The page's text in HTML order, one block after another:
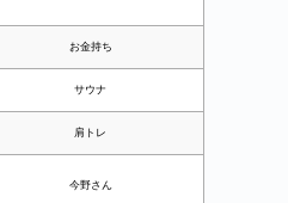
お金持ち
サウナ
肩トレ
今野さん